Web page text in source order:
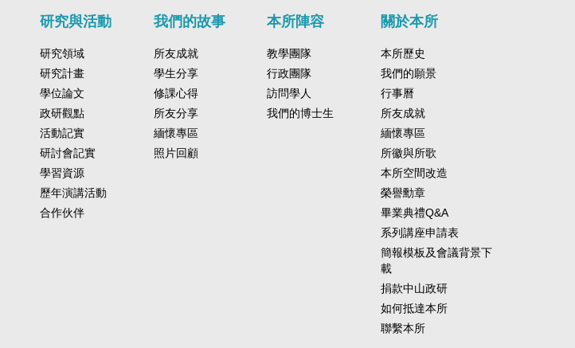
研究與活動
研究領域
研究計畫
學位論文
政研觀點
活動記實
研討會記實
學習資源
歷年演講活動
合作伙伴
我們的故事
所友成就
學生分享
修課心得
所友分享
緬懷專區
照片回顧
本所陣容
教學團隊
行政團隊
訪問學人
我們的博士生
關於本所
本所歷史
我們的願景
行事曆
所友成就
緬懷專區
所徽與所歌
本所空間改造
榮譽勳章
畢業典禮Q&A
系列講座申請表
簡報模板及會議背景下
載
捐款中山政研
如何抵達本所
聯繫本所